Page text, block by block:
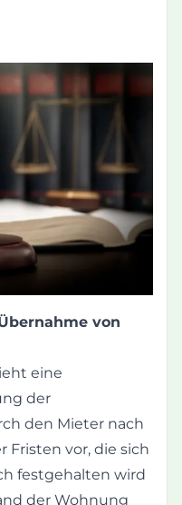
von
eine
der
den Mieter nach
Fristen vor, die sich
festgehalten wird
der Wohnung